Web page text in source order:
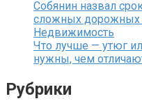
Собянин назвал
сложных дорожных
Недвижимость
Что лучше — утюг
нужны, чем
Рубрики